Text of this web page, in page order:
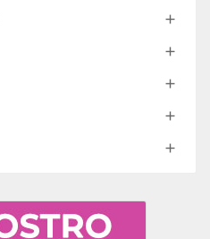




